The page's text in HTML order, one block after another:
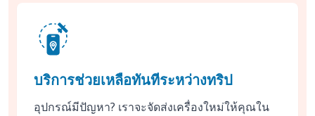
บริการช่วยเหลือทันทีระหว่างทริป
อุปกรณ์มีปัญหา? เราจะจัดส่งเครื่องใหม่ให้คุณใน